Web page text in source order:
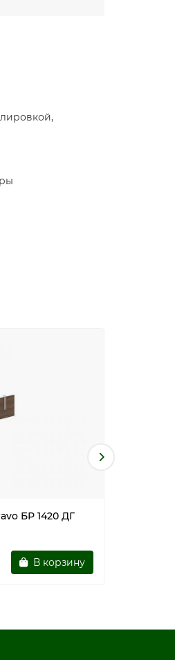
БР 1420 ДГ
В корзину